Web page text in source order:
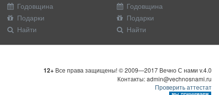
Годовщина
Подарки
Найти
Годовщина
Подарки
Найти
12+ Все права защищены! © 2009—2017 Вечно С нами v.4.0
Контакты: admin@vechnosnami.ru
Проверить аттестат